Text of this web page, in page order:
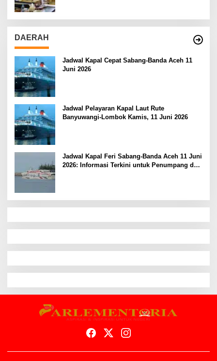
DAERAH
Jadwal Kapal Cepat Sabang-Banda Aceh 11
Juni 2026
Jadwal Pelayaran Kapal Laut Rute
Banyuwangi-Lombok Kamis, 11 Juni 2026
Jadwal Kapal Feri Sabang-Banda Aceh 11 Juni
2026: Informasi Terkini untuk Penumpang dan